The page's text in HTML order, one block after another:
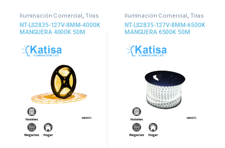
Iluminación Comercial, Tiras
y Mangueras
NT-LS2835-127V-8MM-4000K
MANGUERA 4000K 50M
Iluminación Comercial, Tiras
y Mangueras
NT-LS2835-127V-8MM-6500K
MANGUERA 6500K 50M